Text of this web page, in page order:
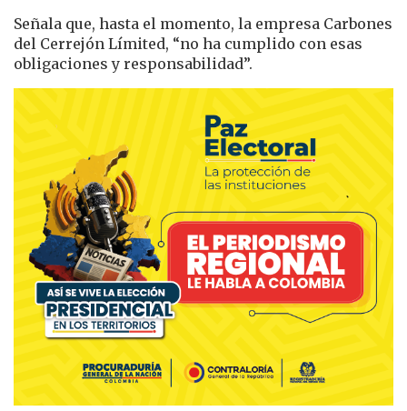
Señala que, hasta el momento, la empresa Carbones
del Cerrejón Límited, “no ha cumplido con esas
obligaciones y responsabilidad”.